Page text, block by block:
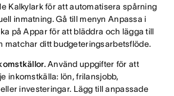
Kalkylark för att automatisera spårning
inmatning. Gå till menyn Anpassa i
på Appar för att bläddra och lägga till
matchar ditt budgeteringsarbetsflöde.
Använd uppgifter för att
inkomstkälla: lön, frilansjobb,
investeringar. Lägg till anpassade